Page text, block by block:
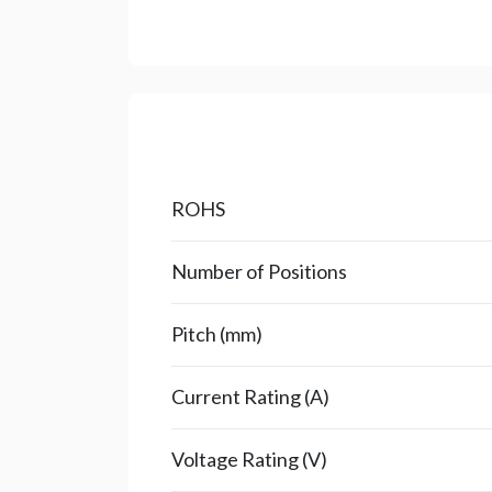
ROHS
Number of Positions
Pitch (mm)
Current Rating (A)
Voltage Rating (V)